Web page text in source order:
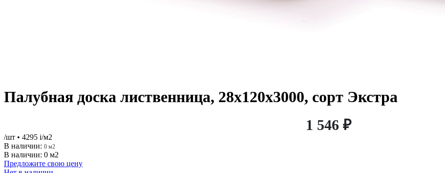
Палубная доска лиственница, 28х120х3000, сорт Экстра
1 546 ₽
/шт • 4295 i/м2
В наличии: 0 м2
В наличии: 0 м2
Предложите свою цену